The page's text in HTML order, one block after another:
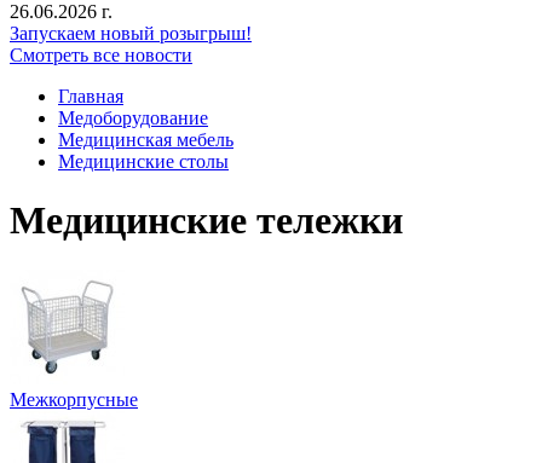
26.06.2026 г.
Запускаем новый розыгрыш!
Смотреть все новости
Главная
Медоборудование
Медицинская мебель
Медицинские столы
Медицинские тележки
Межкорпусные